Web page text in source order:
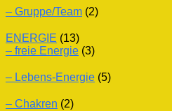
– Gruppe/Team (2)
ENERGIE (13)
– freie Energie (3)
– Lebens-Energie (5)
– Chakren (2)